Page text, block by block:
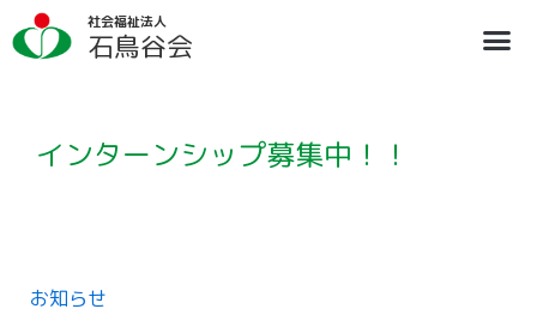
容
を
社会福祉法人
石鳥谷会
インターンシップ募集中！！
お知らせ
ア
ー
カ